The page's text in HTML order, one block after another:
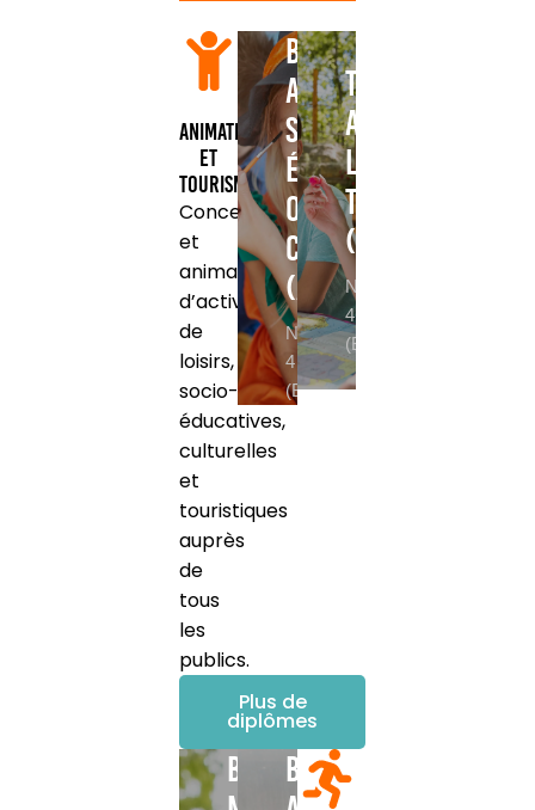
Animation
et
Tourisme
Conception
et
animation
d’activités
de
loisirs,
socio-
éducatives,
culturelles
et
touristiques
auprès
de
tous
les
publics.
Plus de
diplômes
BPJEPS
Animation
Socio-
Éducative
ou
Culturelle
(ASEC)
NIVEAU
4
(BAC)
TP
Animateur
Loisir
Tourisme
(ALT)
NIVEAU
4
(BAC)
BPJEPSBPJEPS